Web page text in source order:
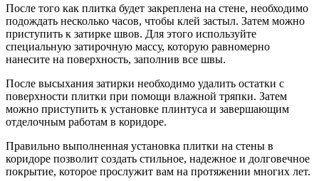
После того как плитка будет закреплена на стене, необходимо
подождать несколько часов, чтобы клей застыл. Затем можно
приступить к затирке швов. Для этого используйте
специальную затирочную массу, которую равномерно
нанесите на поверхность, заполнив все швы.
После высыхания затирки необходимо удалить остатки с
поверхности плитки при помощи влажной тряпки. Затем
можно приступить к установке плинтуса и завершающим
отделочным работам в коридоре.
Правильно выполненная установка плитки на стены в
коридоре позволит создать стильное, надежное и долговечное
покрытие, которое прослужит вам на протяжении многих лет.